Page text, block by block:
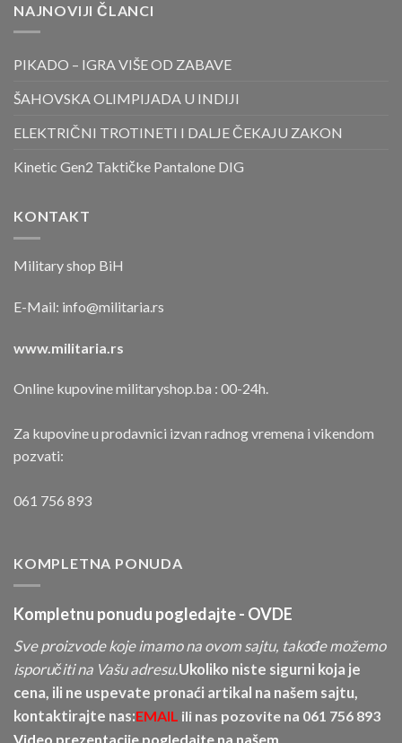
NAJNOVIJI ČLANCI
PIKADO – IGRA VIŠE OD ZABAVE
ŠAHOVSKA OLIMPIJADA U INDIJI
ELEKTRIČNI TROTINETI I DALJE ČEKAJU ZAKON
Kinetic Gen2 Taktičke Pantalone DIG
KONTAKT
Military shop BiH
E-Mail: info@militaria.rs
www.militaria.rs
Online kupovine militaryshop.ba : 00-24h.
Za kupovine u prodavnici izvan radnog vremena i vikendom
pozvati:
061 756 893
KOMPLETNA PONUDA
Kompletnu ponudu pogledajte - OVDE
Sve proizvode koje imamo na ovom sajtu, takođe možemo
isporučiti na Vašu adresu.Ukoliko niste sigurni koja je
cena, ili ne uspevate pronaći artikal na našem sajtu,
kontaktirajte nas:EMAIL ili nas pozovite na 061 756 893
Video prezentacije pogledajte na našem